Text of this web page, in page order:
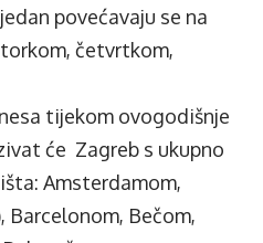
povećavaju se na
četvrtkom,
tijekom ovogodišnje
će Zagreb s ukupno
Amsterdamom,
Barcelonom, Bečom,